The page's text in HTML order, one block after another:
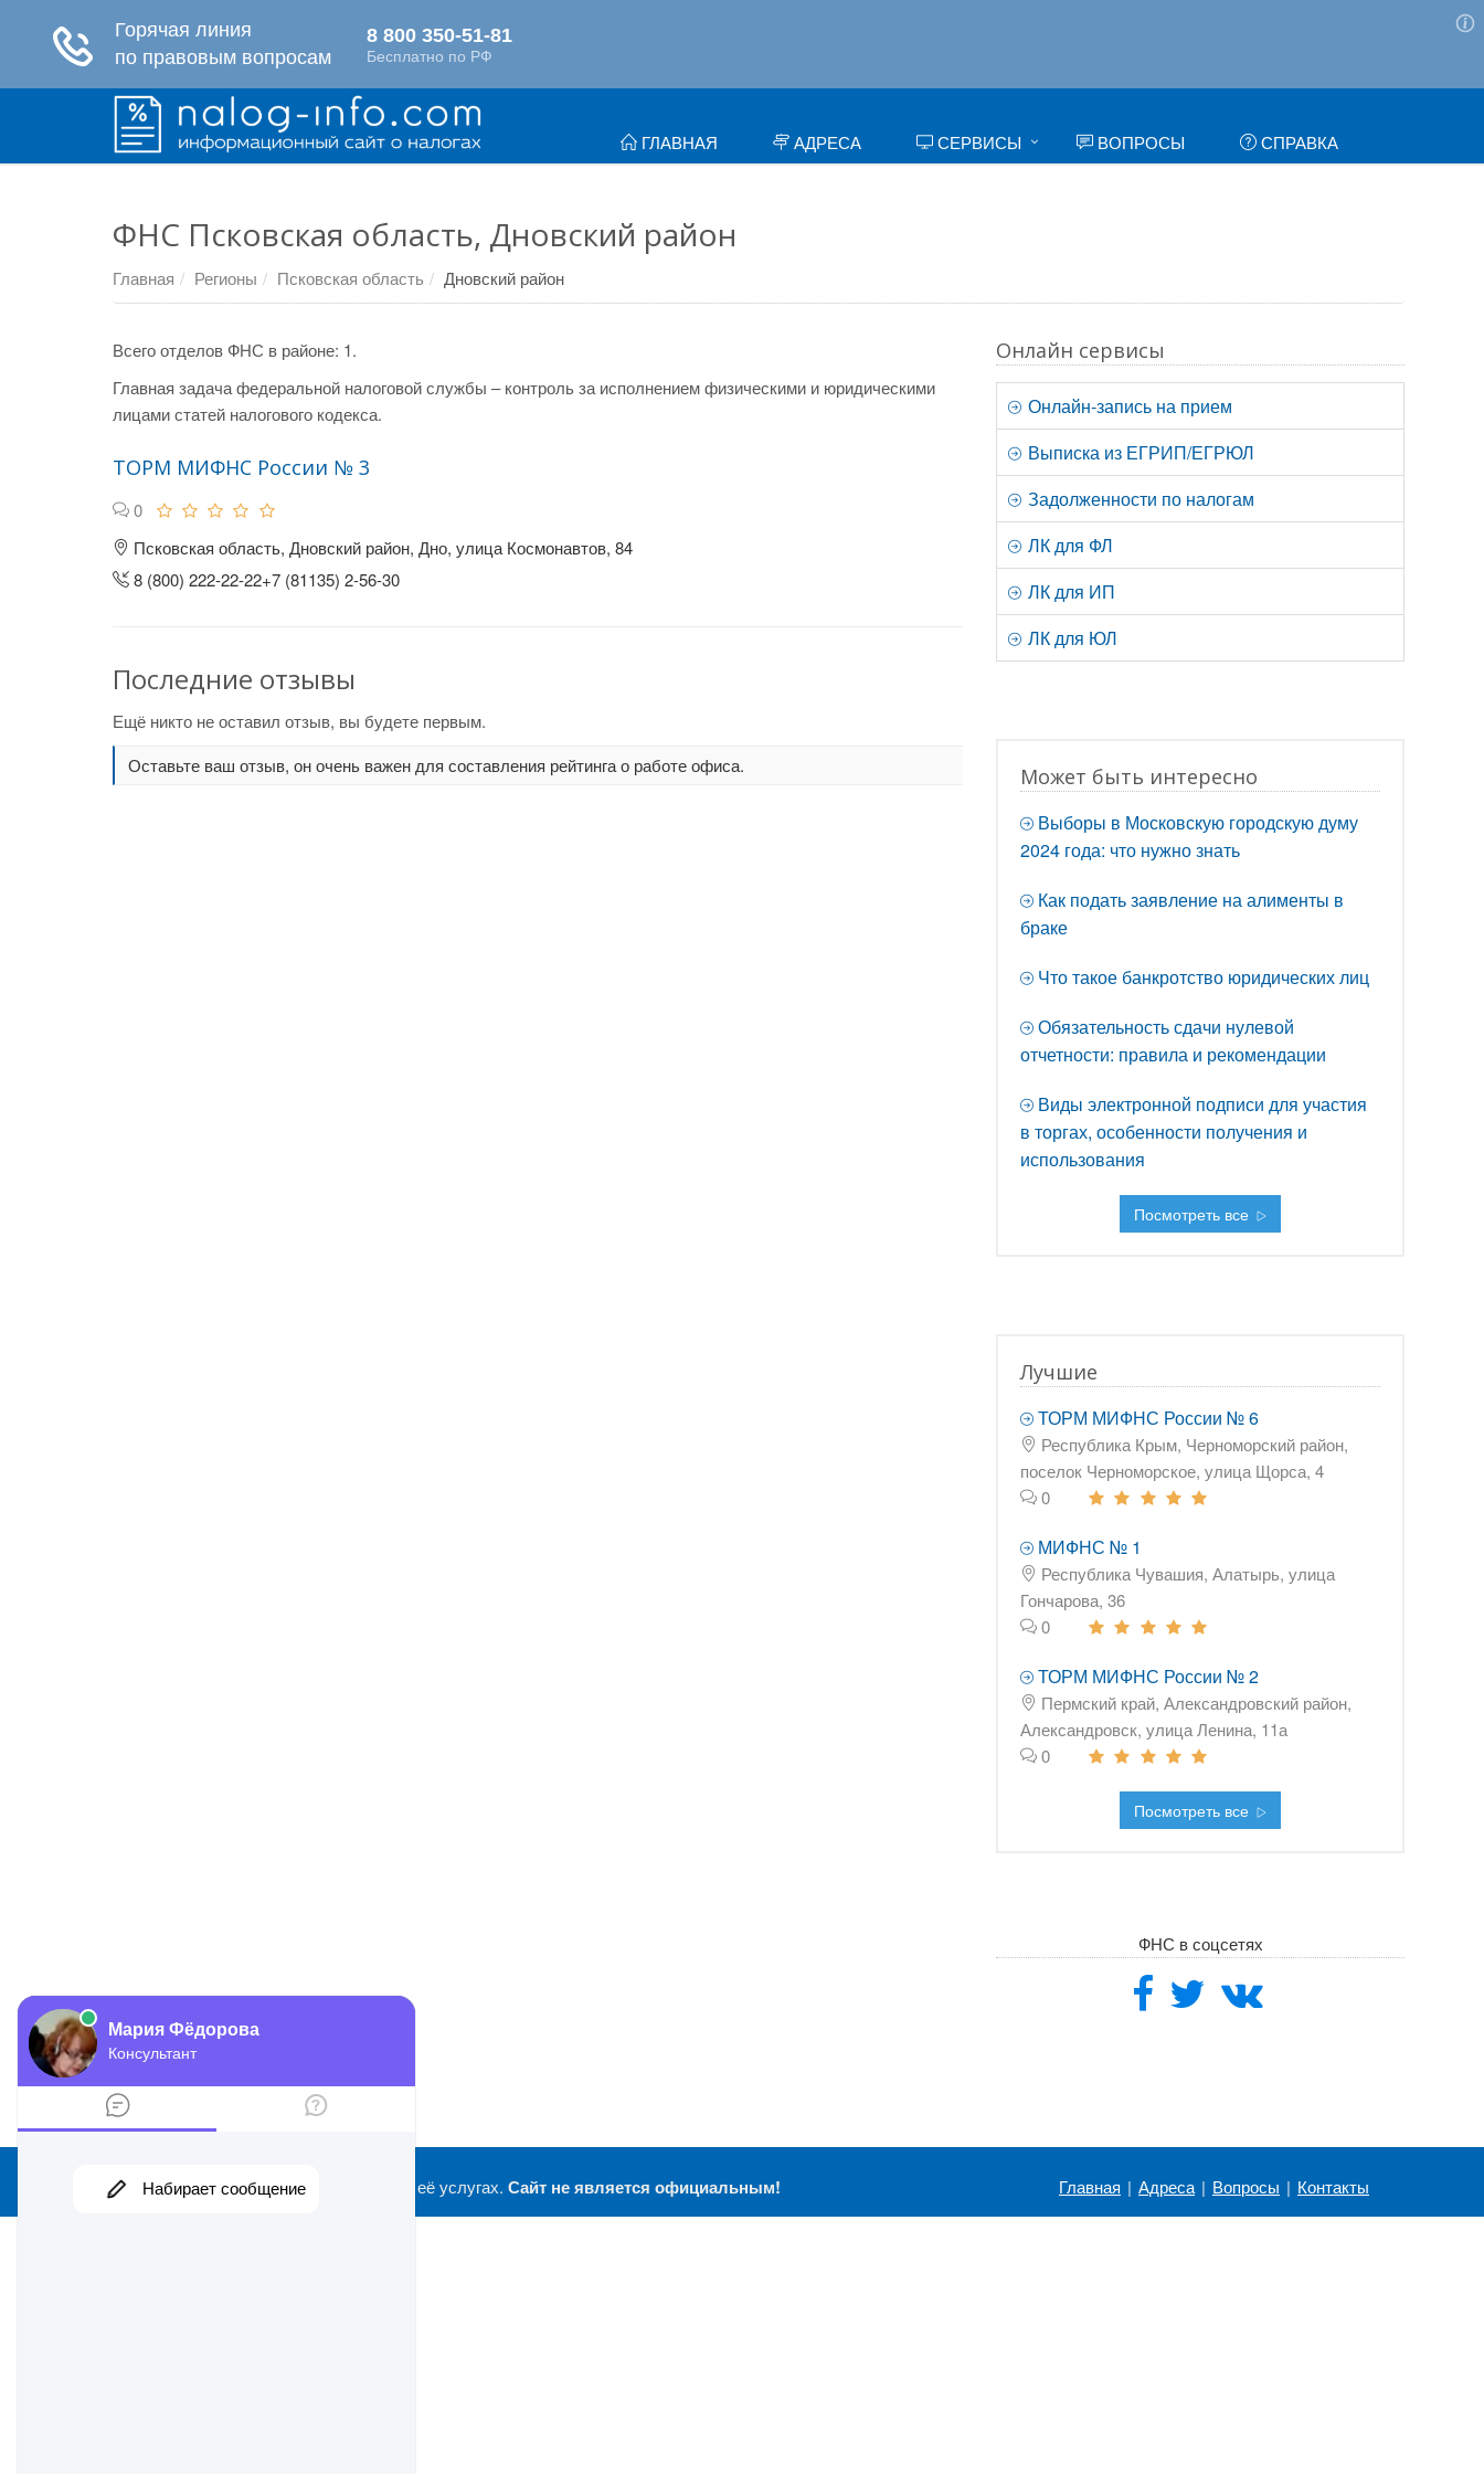
ГЛАВНАЯ АДРЕСА СЕРВИСЫ ВОПРОСЫ СПРАВКА
ФНС Псковская область, Дновский район
Главная Регионы Псковская область Дновский район
Всего отделов ФНС в районе: 1.
Главная задача федеральной налоговой службы – контроль за исполнением физическими и юридическими
лицами статей налогового кодекса.
ТОРМ МИФНС России № 3
0
Псковская область, Дновский район, Дно, улица Космонавтов, 84
8 (800) 222-22-22+7 (81135) 2-56-30
Последние отзывы
Ещё никто не оставил отзыв, вы будете первым.
Оставьте ваш отзыв, он очень важен для составления рейтинга о работе офиса.
Онлайн сервисы
Онлайн-запись на прием
Выписка из ЕГРИП/ЕГРЮЛ
Задолженности по налогам
ЛК для ФЛ
ЛК для ИП
ЛК для ЮЛ
Может быть интересно
Выборы в Московскую городскую думу
2024 года: что нужно знать
Как подать заявление на алименты в
браке
Что такое банкротство юридических лиц
Обязательность сдачи нулевой
отчетности: правила и рекомендации
Виды электронной подписи для участия
в торгах, особенности получения и
использования
Посмотреть все
Лучшие
ТОРМ МИФНС России № 6
Республика Крым, Черноморский район,
поселок Черноморское, улица Щорса, 4
0
МИФНС № 1
Республика Чувашия, Алатырь, улица
Гончарова, 36
0
ТОРМ МИФНС России № 2
Пермский край, Александровский район,
Александровск, улица Ленина, 11а
0
Посмотреть все
ФНС в соцсетях
2026 ©Информационный сайт о ФНС и её услугах. Сайт не является официальным! Главная | Адреса | Вопросы | Контакты